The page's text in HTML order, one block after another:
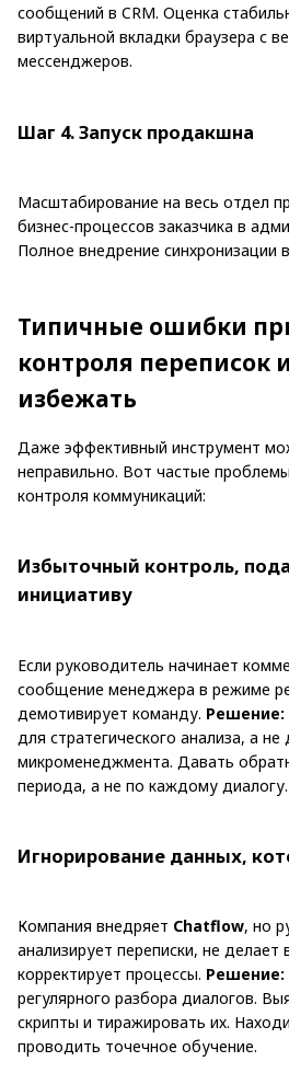
сообщений в CRM. Оценка
виртуальной вкладки браузера с
мессенджеров.
Шаг 4. Запуск продакшна
Масштабирование на весь отдел
бизнес-процессов заказчика в
Полное внедрение синхронизации
Типичные ошибки
контроля переписок
избежать
Даже эффективный инструмент
неправильно. Вот частые
контроля коммуникаций:
Избыточный контроль,
инициативу
Если руководитель начинает
сообщение менеджера в режиме
демотивирует команду. Решение:
для стратегического анализа, а
микроменеджмента. Давать
периода, а не по каждому диалогу.
Игнорирование данных,
Компания внедряет Chatflow, но
анализирует переписки, не
корректирует процессы. Решение:
регулярного разбора диалогов.
скрипты и тиражировать их.
проводить точечное обучение.